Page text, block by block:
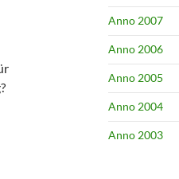
Anno 2007
Anno 2006
Anno 2005
Anno 2004
Anno 2003